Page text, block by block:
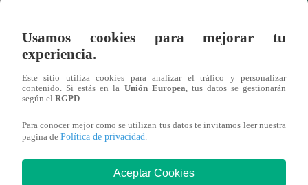
Fiscalía archiva investigación contra Dina
Boluarte por presunto nombramiento
Tras
Usamos cookies para mejorar tu
experiencia.
Este sitio utiliza cookies para analizar el tráfico y personalizar
contenido. Si estás en la Unión Europea, tus datos se gestionarán
según el RGPD.
Para conocer mejor como se utilizan tus datos te invitamos leer nuestra
pagina de Política de privacidad.
Aceptar Cookies